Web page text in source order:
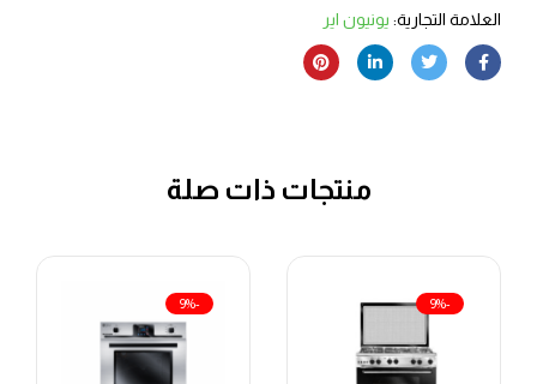
العلامة التجارية: يونيون اير
منتجات ذات صلة
-9%
-9%